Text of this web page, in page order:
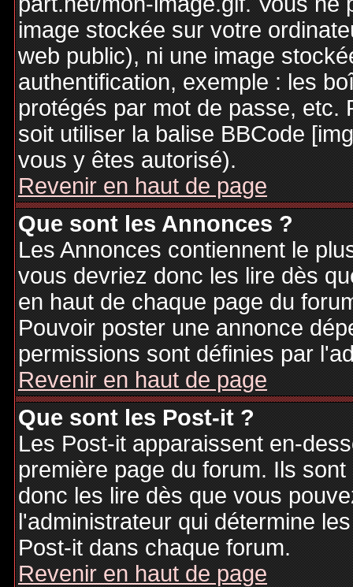
image stockée sur votre
web public), ni une image
authentification, exemple : les
protégés par mot de passe, etc.
soit utiliser la balise BBCode
vous y êtes autorisé).
Revenir en haut de page
Que sont les Annonces ?
Les Annonces contiennent le
vous devriez donc les lire dès
en haut de chaque page du
Pouvoir poster une annonce
permissions sont définies par
Revenir en haut de page
Que sont les Post-it ?
Les Post-it apparaissent en-
première page du forum. Ils
donc les lire dès que vous
l'administrateur qui détermine
Post-it dans chaque forum.
Revenir en haut de page